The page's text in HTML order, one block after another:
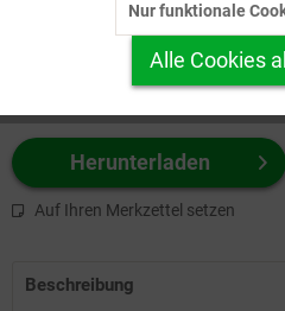
Herunterladen
Auf Ihren Merkzettel setzen
Beschreibung
Personalisierung
Service
Nur funktionale
Alle Cookies